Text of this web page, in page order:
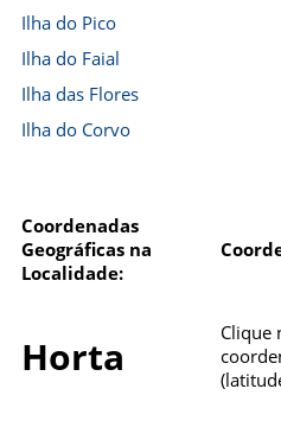
Ilha do Pico
Ilha do Faial
Ilha das Flores
Ilha do Corvo
Coordenadas
Geográficas na
Localidade:
Horta
Clique